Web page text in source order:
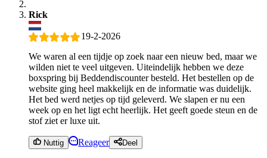
Rick
19-2-2026
We waren al een tijdje op zoek naar een nieuw bed, maar we
wilden niet te veel uitgeven. Uiteindelijk hebben we deze
boxspring bij Beddendiscounter besteld. Het bestellen op de
website ging heel makkelijk en de informatie was duidelijk.
Het bed werd netjes op tijd geleverd. We slapen er nu een
week op en het ligt echt heerlijk. Het geeft goede steun en de
stof ziet er luxe uit.
Nuttig Reageer Deel